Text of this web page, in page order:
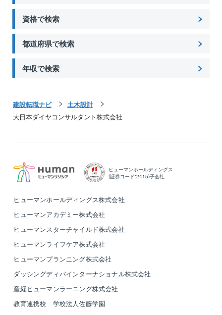
資格で検索
都道府県で検索
年収で検索
建設転職ナビ
土木設計
大日本ダイヤコンサルタント株式会社
ヒューマンホールディングス
(証券コード:2415)子会社
ヒューマンホールディングス株式会社
ヒューマンアカデミー株式会社
ヒューマンスターチャイルド株式会社
ヒューマンライフケア株式会社
ヒューマンプランニング株式会社
ダッシングディバインターナショナル株式会社
産経ヒューマンラーニング株式会社
教育連携校 学校法人佐藤学園